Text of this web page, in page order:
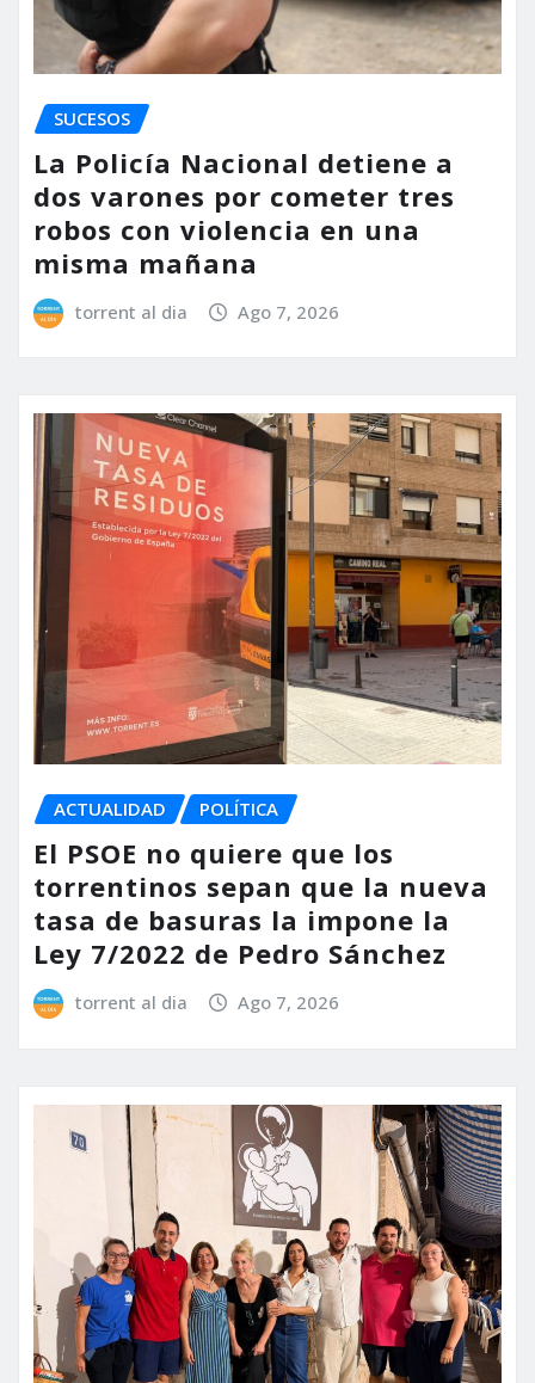
SUCESOS
La Policía Nacional detiene a
dos varones por cometer tres
robos con violencia en una
misma mañana
torrent al dia Ago 7, 2026
ACTUALIDAD POLÍTICA
El PSOE no quiere que los
torrentinos sepan que la nueva
tasa de basuras la impone la
Ley 7/2022 de Pedro Sánchez
torrent al dia Ago 7, 2026